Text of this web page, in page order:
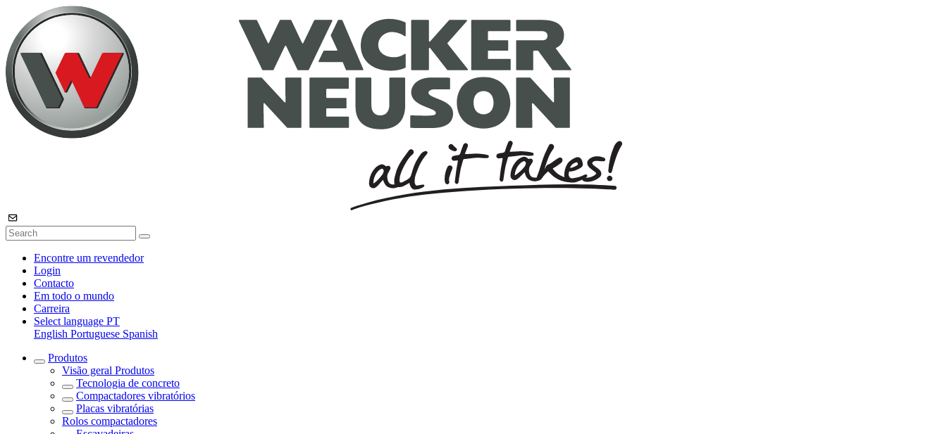
Encontre um revendedor
Login
Contacto
Em todo o mundo
Carreira
Select language PT
English Portuguese Spanish
Produtos
Visão geral Produtos
Tecnologia de concreto
Compactadores vibratórios
Placas vibratórias
Rolos compactadores